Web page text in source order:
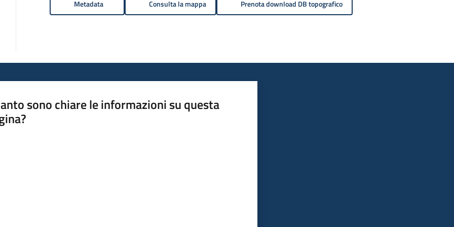
Metadata Consulta la mappa Prenota download DB topografico
sono chiare le informazioni su questa